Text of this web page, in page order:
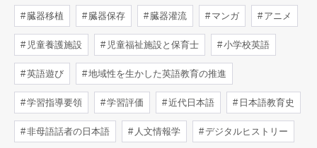
臓器移植 臓器保存 臓器灌流 マンガ アニメ
児童養護施設 児童福祉施設と保育士 小学校英語
英語遊び 地域性を生かした英語教育の推進
学習指導要領 学習評価 近代日本語 日本語教育史
非母語話者の日本語 人文情報学 デジタルヒストリー